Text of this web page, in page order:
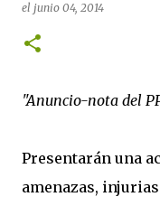
el junio 04, 2014
"Anuncio-nota del
Presentarán una
amenazas,